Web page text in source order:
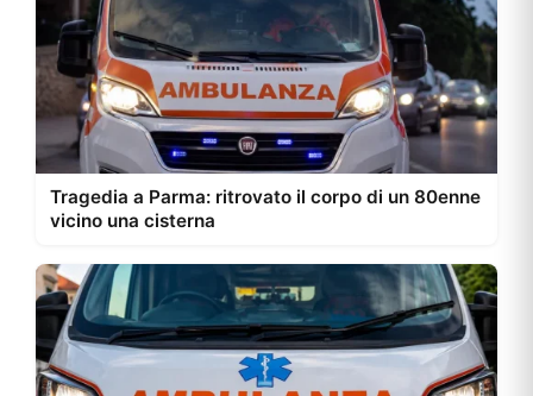
Tragedia a Parma: ritrovato il corpo di un 80enne
vicino una cisterna